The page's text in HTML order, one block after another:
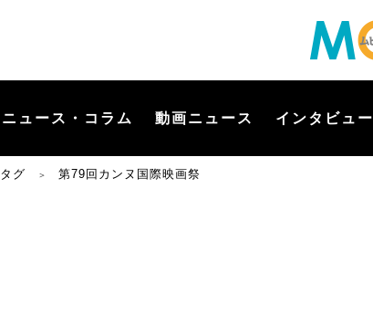
ニュース・コラム 動画ニュース インタビュー
タグ ＞ 第79回カンヌ国際映画祭